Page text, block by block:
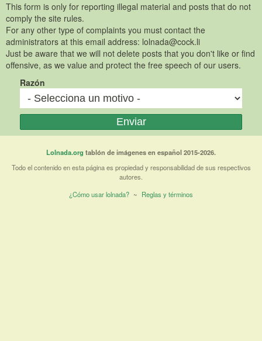
This form is only for reporting illegal material and posts that do not
comply the site rules.
For any other type of complaints you must contact the
administrators at this email address: lolnada@cock.li
Just be aware that we will not delete posts that you don't like or find
offensive, as we value and protect the free speech of our users.
Razón
Lolnada.org tablón de imágenes en español 2015-2026.
Todo el contenido en esta página es propiedad y responsabilidad de sus respectivos
autores.
¿Cómo usar lolnada? ~ Reglas y términos